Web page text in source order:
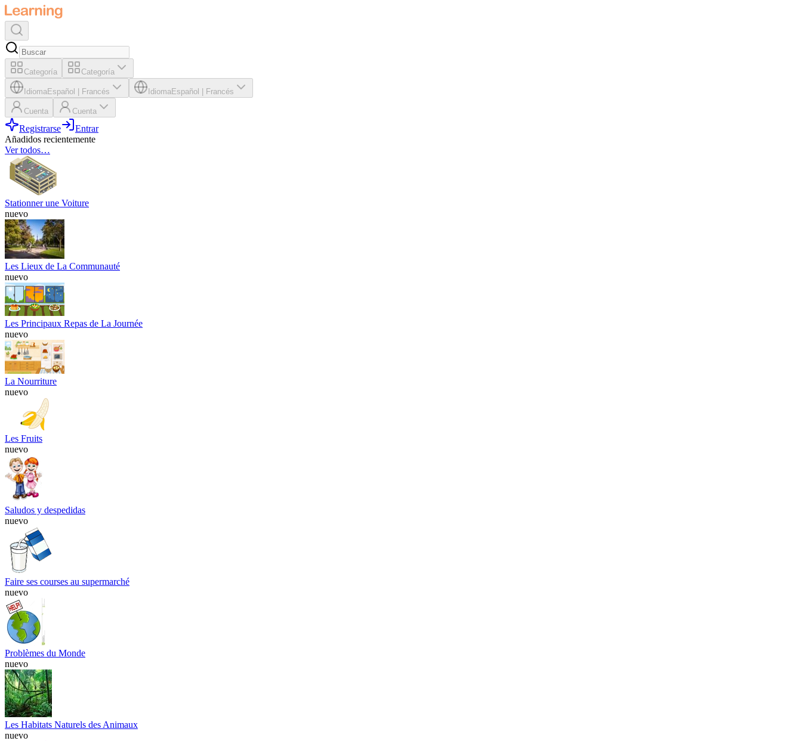
Categoría Categoría
IdiomaEspañol Francés IdiomaEspañol Francés
Cuenta Cuenta
Registrarse
Entrar
Añadidos recientemente
Ver todos…
Stationner une Voiture
nuevo
Les Lieux de La Communauté
nuevo
Les Principaux Repas de La Journée
nuevo
La Nourriture
nuevo
Les Fruits
nuevo
Saludos y despedidas
nuevo
Faire ses courses au supermarché
nuevo
Problèmes du Monde
nuevo
Les Habitats Naturels des Animaux
nuevo